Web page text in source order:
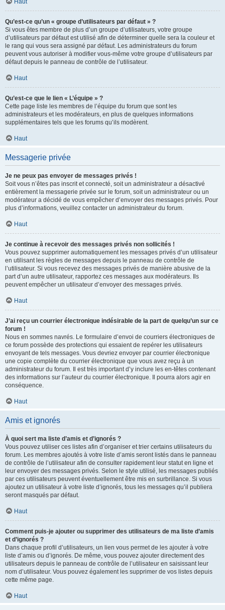
Haut
Qu’est-ce qu’un « groupe d’utilisateurs par défaut » ?
Si vous êtes membre de plus d’un groupe d’utilisateurs, votre groupe
d’utilisateurs par défaut est utilisé afin de déterminer quelle sera la couleur et
le rang qui vous sera assigné par défaut. Les administrateurs du forum
peuvent vous autoriser à modifier vous-même votre groupe d’utilisateurs par
défaut depuis le panneau de contrôle de l’utilisateur.
Haut
Qu’est-ce que le lien « L’équipe » ?
Cette page liste les membres de l’équipe du forum que sont les
administrateurs et les modérateurs, en plus de quelques informations
supplémentaires tels que les forums qu’ils modèrent.
Haut
Messagerie privée
Je ne peux pas envoyer de messages privés !
Soit vous n’êtes pas inscrit et connecté, soit un administrateur a désactivé
entièrement la messagerie privée sur le forum, soit un administrateur ou un
modérateur a décidé de vous empêcher d’envoyer des messages privés. Pour
plus d’informations, veuillez contacter un administrateur du forum.
Haut
Je continue à recevoir des messages privés non sollicités !
Vous pouvez supprimer automatiquement les messages privés d’un utilisateur
en utilisant les règles de messages depuis le panneau de contrôle de
l’utilisateur. Si vous recevez des messages privés de manière abusive de la
part d’un autre utilisateur, rapportez ces messages aux modérateurs. Ils
peuvent empêcher un utilisateur d’envoyer des messages privés.
Haut
J’ai reçu un courrier électronique indésirable de la part de quelqu’un sur ce
forum !
Nous en sommes navrés. Le formulaire d’envoi de courriers électroniques de
ce forum possède des protections qui essaient de repérer les utilisateurs
envoyant de tels messages. Vous devriez envoyer par courrier électronique
une copie complète du courrier électronique que vous avez reçu à un
administrateur du forum. Il est très important d’y inclure les en-têtes contenant
des informations sur l’auteur du courrier électronique. Il pourra alors agir en
conséquence.
Haut
Amis et ignorés
À quoi sert ma liste d’amis et d’ignorés ?
Vous pouvez utiliser ces listes afin d’organiser et trier certains utilisateurs du
forum. Les membres ajoutés à votre liste d’amis seront listés dans le panneau
de contrôle de l’utilisateur afin de consulter rapidement leur statut en ligne et
leur envoyer des messages privés. Selon le style utilisé, les messages publiés
par ces utilisateurs peuvent éventuellement être mis en surbrillance. Si vous
ajoutez un utilisateur à votre liste d’ignorés, tous les messages qu’il publiera
seront masqués par défaut.
Haut
Comment puis-je ajouter ou supprimer des utilisateurs de ma liste d’amis
et d’ignorés ?
Dans chaque profil d’utilisateurs, un lien vous permet de les ajouter à votre
liste d’amis ou d’ignorés. De même, vous pouvez ajouter directement des
utilisateurs depuis le panneau de contrôle de l’utilisateur en saisissant leur
nom d’utilisateur. Vous pouvez également les supprimer de vos listes depuis
cette même page.
Haut